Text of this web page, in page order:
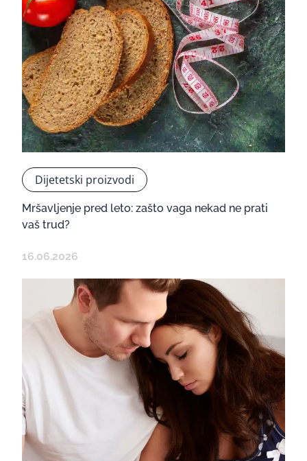
Dijetetski proizvodi
Mršavljenje pred leto: zašto vaga nekad ne prati
vaš trud?
16.06.2026